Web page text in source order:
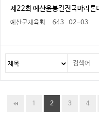
제22회 예산윤봉길전국마라톤
예산군체육회 643 02-03
1 2 3 4